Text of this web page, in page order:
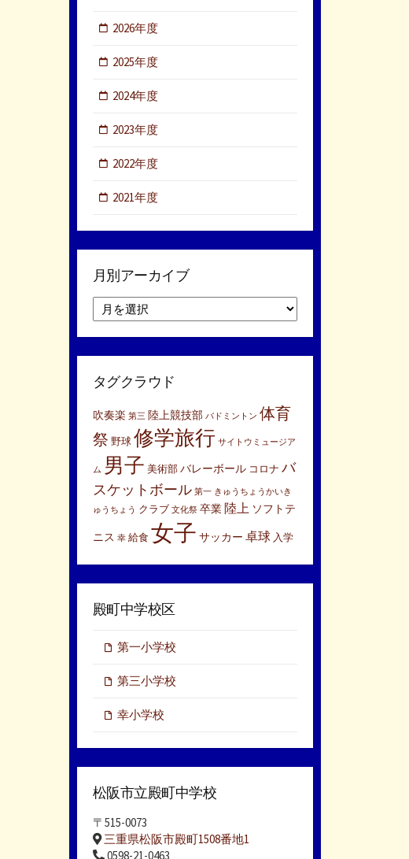
2026年度
2025年度
2024年度
2023年度
2022年度
2021年度
月別アーカイブ
別
ア
ー
イ
タグクラウド
吹奏楽 第三 陸上競技部 バドミントン 体育
祭 野球 修学旅行 サイトウミュージア
ム 男子 美術部 バレーボール コロナ バ
スケットボール 第一 きゅうちょうかいき
ゅうちょう クラブ 文化祭 卒業陸上 ソフトテ
ニス 幸 給食 女子 サッカー 卓球 入学
殿町中学校区
第一小学校
第三小学校
幸小学校
松阪市立殿町中学校
〒515-0073
三重県松阪市殿町1508番地1
0598-21-0463